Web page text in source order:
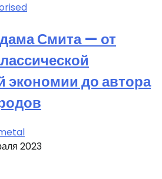
Смита — от
экономии до автора
2023